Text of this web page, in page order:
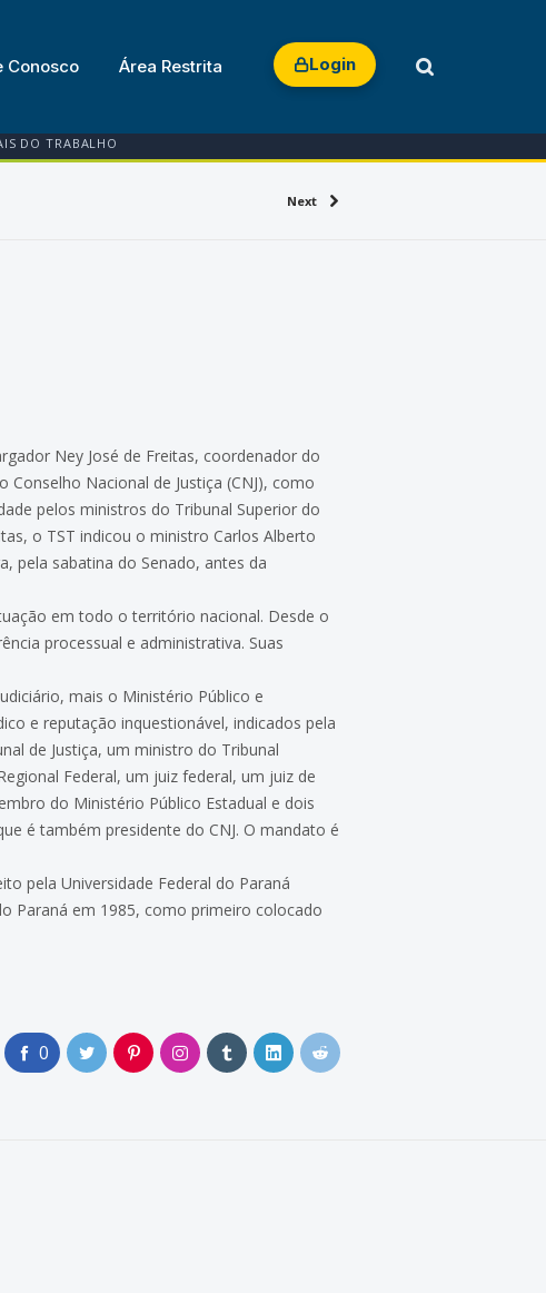
Conosco Área Restrita Login
DO TRABALHO
Next
Ney José de Freitas, coordenador do
Nacional de Justiça (CNJ), como
pelos ministros do Tribunal Superior do
o TST indicou o ministro Carlos Alberto
pela sabatina do Senado, antes da
em todo o território nacional. Desde o
processual e administrativa. Suas
mais o Ministério Público e
e reputação inquestionável, indicados pela
de Justiça, um ministro do Tribunal
Federal, um juiz federal, um juiz de
do Ministério Público Estadual e dois
é também presidente do CNJ. O mandato é
pela Universidade Federal do Paraná
Paraná em 1985, como primeiro colocado
0